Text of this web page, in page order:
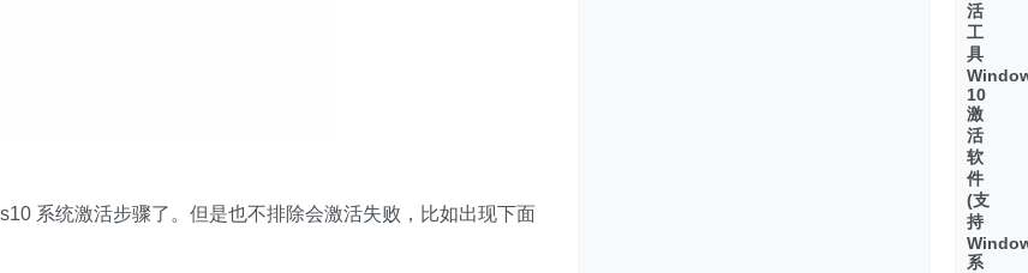
系统激活步骤了。但是也不排除会激活失败，比如出现下面
活
工
具
10
激
活
软
件
(支
持
系